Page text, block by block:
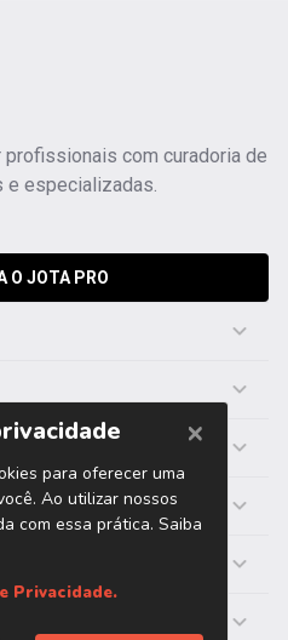
com curadoria de
e especializadas.
O JOTA PRO